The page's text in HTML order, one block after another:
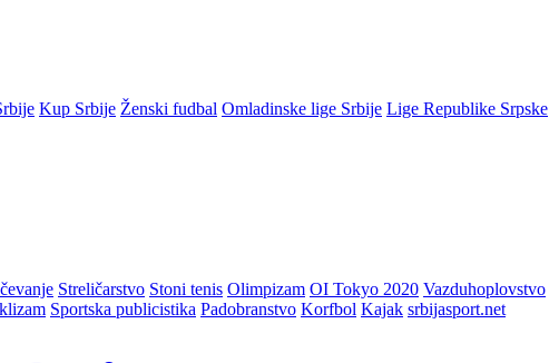
Kup Srbije Ženski fudbal Omladinske lige Srbije Lige Republike Srpske
Streličarstvo Stoni tenis Olimpizam OI Tokyo 2020 Vazduhoplovstvo
Sportska publicistika Padobranstvo Korfbol Kajak srbijasport.net